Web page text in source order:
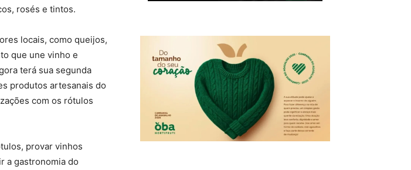
rosés e tintos.
locais, como queijos,
que une vinho e
terá sua segunda
produtos artesanais do
com os rótulos
provar vinhos
a gastronomia do